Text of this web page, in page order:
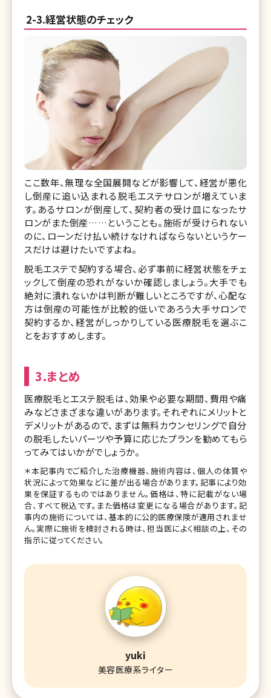
2-3.経営状態のチェック
ここ数年、無理な全国展開などが影響して、経営が悪化
し倒産に追い込まれる脱毛エステサロンが増えていま
す。あるサロンが倒産して、契約者の受け皿になったサ
ロンがまた倒産……ということも。施術が受けられない
のに、ローンだけ払い続けなければならないというケー
スだけは避けたいですよね。
脱毛エステで契約する場合、必ず事前に経営状態をチェ
ックして倒産の恐れがないか確認しましょう。大手でも
絶対に潰れないかは判断が難しいところですが、心配な
方は倒産の可能性が比較的低いであろう大手サロンで
契約するか、経営がしっかりしている医療脱毛を選ぶこ
とをおすすめします。
3.まとめ
医療脱毛とエステ脱毛は、効果や必要な期間、費用や痛
みなどさまざまな違いがあります。それぞれにメリットと
デメリットがあるので、まずは無料カウンセリングで自分
の脱毛したいパーツや予算に応じたプランを勧めてもら
ってみてはいかがでしょうか。
＊本記事内でご紹介した治療機器、施術内容は、個人の体質や
状況によって効果などに差が出る場合があります。記事により効
果を保証するものではありません。価格は、特に記載がない場
合、すべて税込です。また価格は変更になる場合があります。記
事内の施術については、基本的に公的医療保険が適用されませ
ん。実際に施術を検討される時は、担当医によく相談の上、その
指示に従ってください。
yuki
美容医療系ライター